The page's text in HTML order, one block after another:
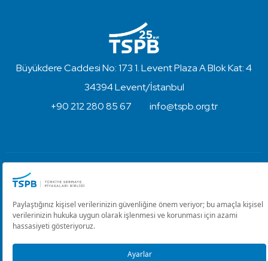
Büyükdere Caddesi No: 173 1. Levent Plaza A Blok Kat: 4
34394 Levent/İstanbul
+90 212 280 85 67
info@tspb.org.tr
Kullanım Koşulları ve Gizlilik
Çerez Ayarlarını Düzenle